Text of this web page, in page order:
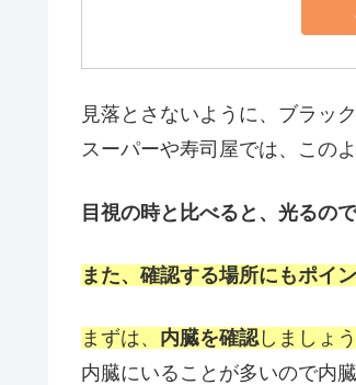
見落とさないように、ブラッ
スーパーや寿司屋では、この
目視の時と比べると、光るの
また、確認する場所にもポイ
まずは、 内臓を確認しましょう
内臓にいることが多いので内